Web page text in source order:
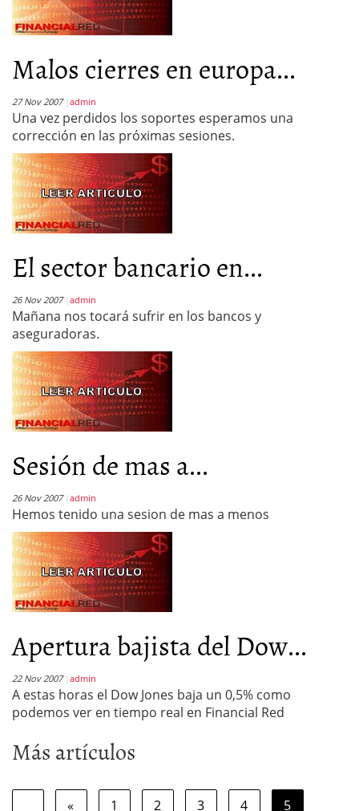
Malos cierres en europa...
27 Nov 2007 admin
Una vez perdidos los soportes esperamos una
corrección en las próximas sesiones.
El sector bancario en...
26 Nov 2007 admin
Mañana nos tocará sufrir en los bancos y
aseguradoras.
Sesión de mas a...
26 Nov 2007 admin
Hemos tenido una sesion de mas a menos
Apertura bajista del Dow...
22 Nov 2007 admin
A estas horas el Dow Jones baja un 0,5% como
podemos ver en tiempo real en Financial Red
Más artículos
« 1 2 3 4 5